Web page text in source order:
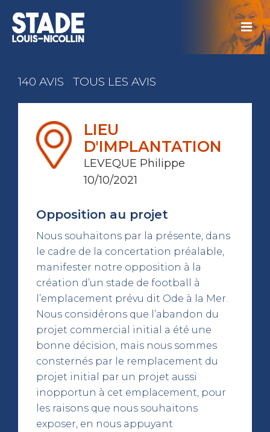
140 AVIS TOUS LES AVIS
LIEU
D'IMPLANTATION
LEVEQUE Philippe
10/10/2021
Opposition au projet
Nous souhaitons par la présente, dans
le cadre de la concertation préalable,
manifester notre opposition à la
création d’un stade de football à
l’emplacement prévu dit Ode à la Mer.
Nous considérons que l’abandon du
projet commercial initial a été une
bonne décision, mais nous sommes
consternés par le remplacement du
projet initial par un projet aussi
inopportun à cet emplacement, pour
les raisons que nous souhaitons
exposer, en nous appuyant